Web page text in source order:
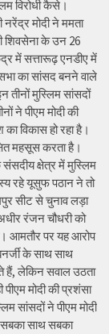
विरोधी कैसे।
मोदी ने ममता
शिवसेना के उन 26
में सत्तारूढ़ एनडीए में
का सांसद बनने वाले
तीनों मुस्लिम सांसदों
ने पीएम मोदी की
विकास हो रहा है।
महसूस करता है।
क्षेत्र में मुस्लिम
रहे यूसुफ पठान ने तो
सीट से चुनाव लड़ा
रंजन चौधरी को
आमतौर पर यह आरोप
के साथ साथ
हैं, लेकिन सवाल उठता
मोदी की प्रशंसा
सांसदों ने पीएम मोदी
सबका साथ सबका